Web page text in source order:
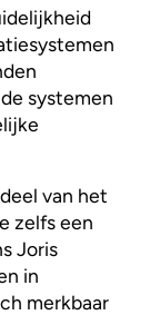
systemen
van het
zelfs een
Joris
in
merkbaar